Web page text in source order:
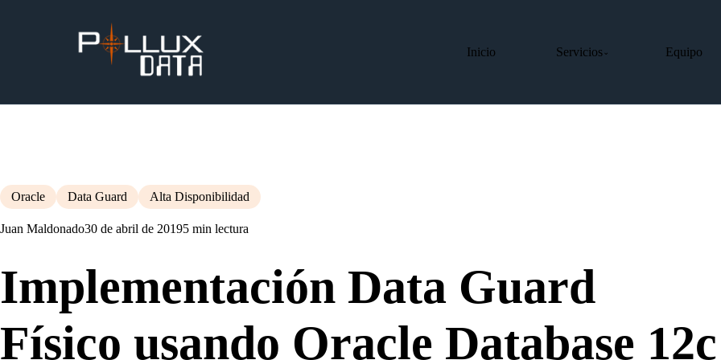
Inicio Servicios⌄ Equipo
Oracle Data Guard Alta Disponibilidad
Juan Maldonado30 de abril de 20195 min lectura
Implementación Data Guard
Físico usando Oracle Database 12c